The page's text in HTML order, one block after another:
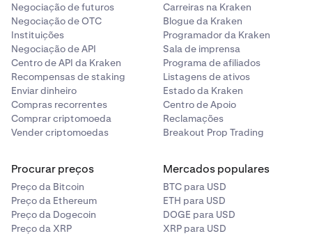
Negociação de futuros
Negociação de OTC
Instituições
Negociação de API
Centro de API da Kraken
Recompensas de staking
Enviar dinheiro
Compras recorrentes
Comprar criptomoeda
Vender criptomoedas
Carreiras na Kraken
Blogue da Kraken
Programador da Kraken
Sala de imprensa
Programa de afiliados
Listagens de ativos
Estado da Kraken
Centro de Apoio
Reclamações
Breakout Prop Trading
Procurar preços
Preço da Bitcoin
Preço da Ethereum
Preço da Dogecoin
Preço da XRP
Mercados populares
BTC para USD
ETH para USD
DOGE para USD
XRP para USD